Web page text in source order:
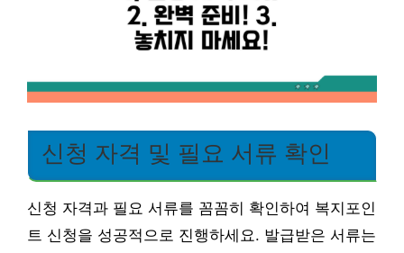
신청 자격 및 필요 서류 확인
신청 자격과 필요 서류를 꼼꼼히 확인하여 복지포인
트 신청을 성공적으로 진행하세요. 발급받은 서류는